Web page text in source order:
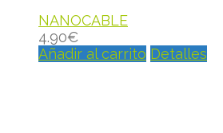
NANOCABLE
4.90€
Añadir al carrito Detalles